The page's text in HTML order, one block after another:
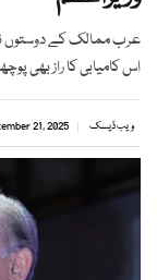
عرب ممالک کے دوستوں
اس کامیابی کا راز بھی
ویب ڈیسک 21, 2025